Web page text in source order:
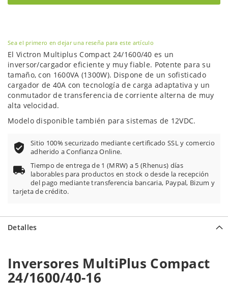
Sea el primero en dejar una reseña para este artículo
El Victron Multiplus Compact 24/1600/40 es un
inversor/cargador eficiente y muy fiable. Potente para su
tamaño, con 1600VA (1300W). Dispone de un sofisticado
cargador de 40A con tecnología de carga adaptativa y un
conmutador de transferencia de corriente alterna de muy
alta velocidad.
Modelo disponible también para sistemas de 12VDC.
Sitio 100% securizado mediante certificado SSL y comercio
adherido a Confianza Online.
Tiempo de entrega de 1 (MRW) a 5 (Rhenus) días
laborables para productos en stock o desde la recepción
del pago mediante transferencia bancaria, Paypal, Bizum y
tarjeta de crédito.
Detalles
Inversores MultiPlus Compact
24/1600/40-16